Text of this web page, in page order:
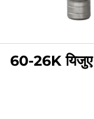
60-26K